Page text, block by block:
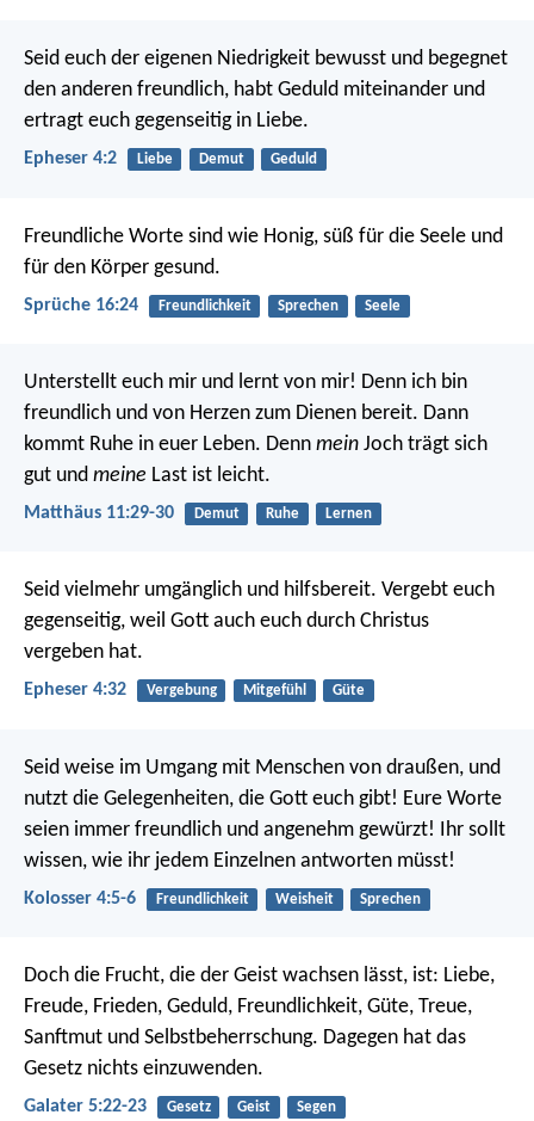
Seid euch der eigenen Niedrigkeit bewusst und begegnet
den anderen freundlich, habt Geduld miteinander und
ertragt euch gegenseitig in Liebe.
Epheser 4:2 Liebe Demut Geduld
Freundliche Worte sind wie Honig, süß für die Seele und
für den Körper gesund.
Sprüche 16:24 Freundlichkeit Sprechen Seele
Unterstellt euch mir und lernt von mir! Denn ich bin
freundlich und von Herzen zum Dienen bereit. Dann
kommt Ruhe in euer Leben. Denn mein Joch trägt sich
gut und meine Last ist leicht.
Matthäus 11:29-30 Demut Ruhe Lernen
Seid vielmehr umgänglich und hilfsbereit. Vergebt euch
gegenseitig, weil Gott auch euch durch Christus
vergeben hat.
Epheser 4:32 Vergebung Mitgefühl Güte
Seid weise im Umgang mit Menschen von draußen, und
nutzt die Gelegenheiten, die Gott euch gibt! Eure Worte
seien immer freundlich und angenehm gewürzt! Ihr sollt
wissen, wie ihr jedem Einzelnen antworten müsst!
Kolosser 4:5-6 Freundlichkeit Weisheit Sprechen
Doch die Frucht, die der Geist wachsen lässt, ist: Liebe,
Freude, Frieden, Geduld, Freundlichkeit, Güte, Treue,
Sanftmut und Selbstbeherrschung. Dagegen hat das
Gesetz nichts einzuwenden.
Galater 5:22-23 Gesetz Geist Segen